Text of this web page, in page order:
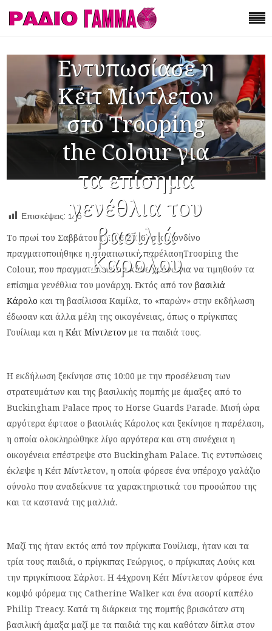
Εντυπωσίασε η
Κέιτ Μίντλετον
στο Trooping
the Colour για
τα επίσημα
γενέθλια του
βασιλιά
Καρόλου
Επισκέψεις: 146
Το πρωί του Σαββάτου (13.06.2026) στο Λονδίνο
πραγματοποιήθηκε η στρατιωτική παρέλασηTrooping the
Colour, που πραγματοποιείται κάθε χρόνο για να τιμηθούν τα
επίσημα γενέθλια του μονάρχη. Εκτός από τονβασιλιά
Κάρολο και τη βασίλισσα Καμίλα, το «παρών» στην εκδήλωση
έδωσαν και άλλα μέλη της οικογένειας, όπως ο πρίγκιπας
Γουίλιαμ και ηΚέιτ Μίντλετον με τα παιδιά τους.
Η εκδήλωση ξεκίνησε στις 10:00 με την προσέλευση των
στρατευμάτων και της βασιλικής πομπής με άμαξες από το
Buckingham Palace προς το Horse Guards Parade. Μισή ώρα
αργότερα έφτασε ο βασιλιάς Κάρολος και ξεκίνησε η παρέλαση,
η οποία ολοκληρώθηκε λίγο αργότερα και στη συνέχεια η
οικογένεια επέστρεψε στο Buckingham Palace. Τις εντυπώσεις
έκλεψε η Κέιτ Μίντλετον, η οποία φόρεσε ένα υπέροχο γαλάζιο
σύνολο που αναδείκνυε τα χαρακτηριστικά του προσώπου της
και τα καστανά της μαλλιά.
Μαζί της ήταν εκτός από τον πρίγκιπα Γουίλιαμ, ήταν και τα
τρία τους παιδιά, ο πρίγκιπας Γεώργιος, ο πρίγκιπας Λούις και
την πριγκίπισσα Σάρλοτ. Η 44χρονη Κέιτ Μίντλετον φόρεσε ένα
κομψό φόρεμα της Catherine Walker και ένα ασορτί καπέλο
Philip Treacy. Κατά τη διάρκεια της πομπής βρισκόταν στη
βασιλική άμαξα μαζί με τα παιδιά της και καθόταν δίπλα στον